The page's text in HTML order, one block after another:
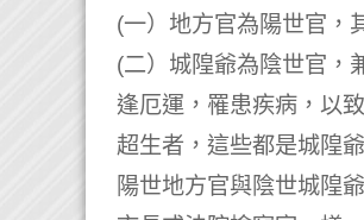
(一）地方官為陽世官，
(二）城隍爺為陰世官，
逢厄運，罹患疾病，以
超生者，這些都是城隍
陽世地方官與陰世城隍